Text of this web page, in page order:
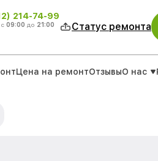
214-74-99
09:00 до 21:00 Статус ремонта
Цена на ремонтОтзывыО нас